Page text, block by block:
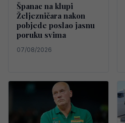
Španac na klupi
Željezničara nakon
pobjede poslao jasnu
poruku svima
07/08/2026